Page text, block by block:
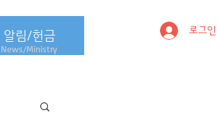
알림/헌금
News/Ministry
로그인